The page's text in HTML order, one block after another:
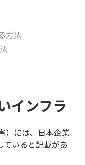
方法
インフラ
）には、日本企業
いると記載があ